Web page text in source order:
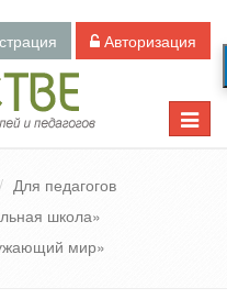
Авторизация
Toggle
Для педагогов
школа»
мир»